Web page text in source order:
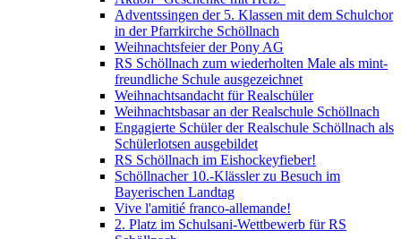
Adventssingen der 5. Klassen mit dem Schulchor
in der Pfarrkirche Schöllnach
Weihnachtsfeier der Pony AG
RS Schöllnach zum wiederholten Male als mint-
freundliche Schule ausgezeichnet
Weihnachtsandacht für Realschüler
Weihnachtsbasar an der Realschule Schöllnach
Engagierte Schüler der Realschule Schöllnach als
Schülerlotsen ausgebildet
RS Schöllnach im Eishockeyfieber!
Schöllnacher 10.-Klässler zu Besuch im
Bayerischen Landtag
Vive l'amitié franco-allemande!
2. Platz im Schulsani-Wettbewerb für RS